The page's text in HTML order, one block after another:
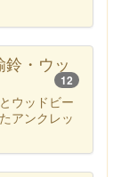
・ウッ
12
ウッドビー
アンクレッ